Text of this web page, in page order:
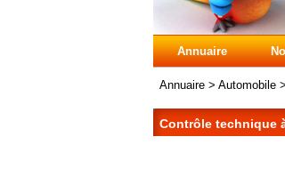
Annuaire
Annuaire > Automobile >
Contrôle technique